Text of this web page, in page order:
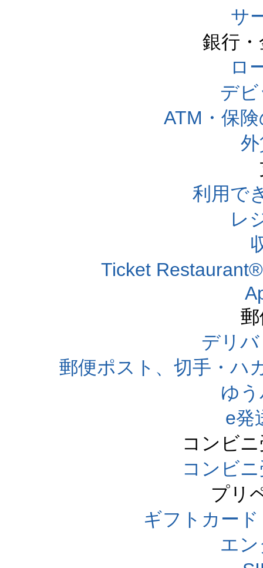
サ
銀行
ロ
デ
ATM・保
利用で
レ
Ticket
デリ
郵便ポスト、切手・ハ
ゆ
e発
コンビ
コンビ
プリ
ギフトカー
エ